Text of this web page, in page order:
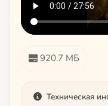
920.7 МБ
Техническая